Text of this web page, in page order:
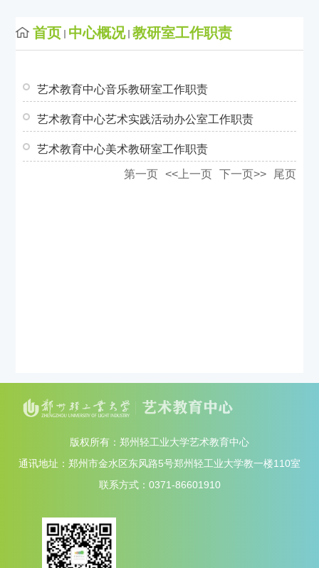
首页 中心概况 教研室工作职责
艺术教育中心音乐教研室工作职责
艺术教育中心艺术实践活动办公室工作职责
艺术教育中心美术教研室工作职责
第一页 <<上一页 下一页>> 尾页
版权所有：郑州轻工业大学艺术教育中心
通讯地址：郑州市金水区东风路5号郑州轻工业大学教一楼110室
联系方式：0371-86601910